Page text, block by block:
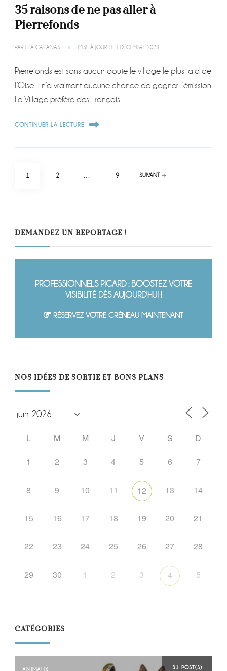
35 raisons de ne pas aller à
Pierrefonds
PAR LÉA CAZANAS MISE À JOUR LE 1 DÉCEMBRE 2023
Pierrefonds est sans aucun doute le village le plus laid de
l’Oise. Il n’a vraiment aucune chance de gagner l’émission
Le Village préféré des Français. …
CONTINUER LA LECTURE
Pagination
PAGE
1 PAGE
2 … PAGE
9 SUIVANT
DEMANDEZ UN REPORTAGE !
PROFESSIONNELS PICARD : BOOSTEZ VOTRE
VISIBILITÉ DÈS AUJOURD'HUI !
RÉSERVEZ VOTRE CRÉNEAU MAINTENANT
NOS IDÉES DE SORTIE ET BONS PLANS
L M M J V S
D
1
2 3 4 5 6 7
8 9 10 11 12 13 14
15 16 17 18 19 20 21
22 23 24 25 26 27 28
29 30 1 2 3 4 5
CATÉGORIES
31 POST(S)